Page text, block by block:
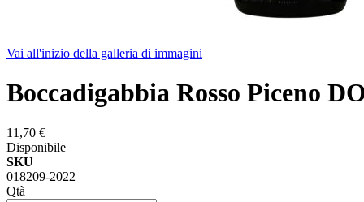
Vai all'inizio della galleria di immagini
Boccadigabbia Rosso Piceno
11,70 €
Disponibile
SKU
018209-2022
Qtà